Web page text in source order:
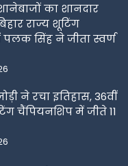
का शानदार
राज्य शूटिंग
सिंह ने जीता स्वर्ण
ने रचा इतिहास, 36वीं
चैंपियनशिप में जीते 11